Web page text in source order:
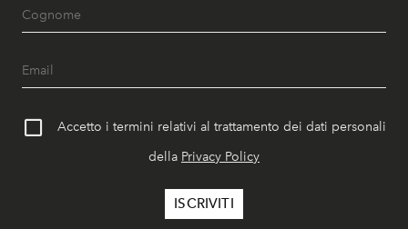
Accetto i termini relativi al trattamento dei dati personali
della Privacy Policy